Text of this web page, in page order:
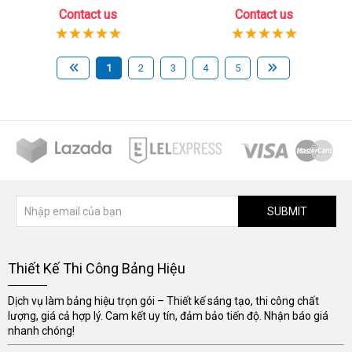
Contact us Contact us
1 2 3 4 5
SUBMIT
Thiết Kế Thi Công Bảng Hiệu
Dịch vụ làm bảng hiệu trọn gói – Thiết kế sáng tạo, thi công chất
lượng, giá cả hợp lý. Cam kết uy tín, đảm bảo tiến độ. Nhận báo giá
nhanh chóng!